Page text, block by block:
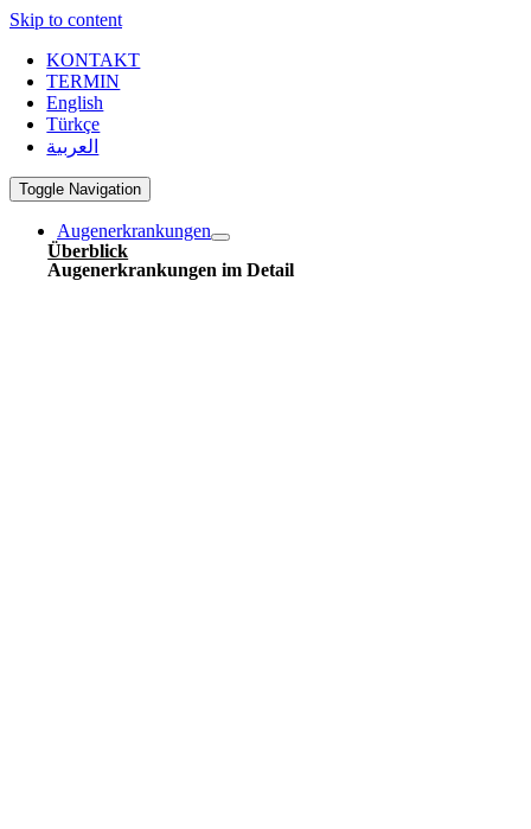
Skip to content
KONTAKT
TERMIN
English
Türkçe
العربية
Toggle Navigation
Augenerkrankungen
Überblick
Augenerkrankungen im Detail